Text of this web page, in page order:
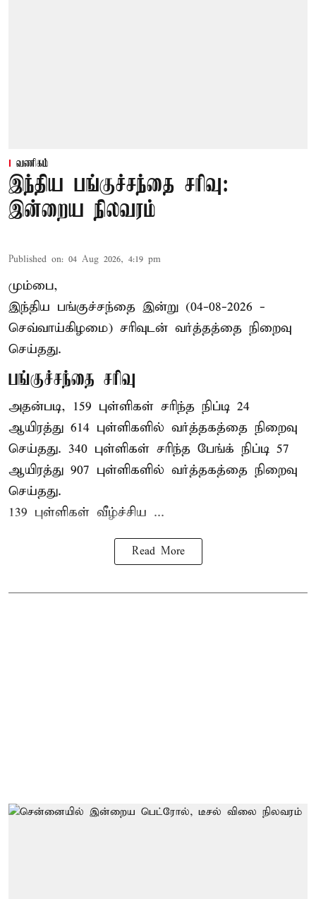
வணிகம்
இந்திய பங்குச்சந்தை சரிவு:
இன்றைய நிலவரம்
Published on: 04 Aug 2026, 4:19 pm
மும்பை,
இந்திய பங்குச்சந்தை இன்று (04-08-2026 -
செவ்வாய்கிழமை) சரிவுடன் வர்த்தத்தை நிறைவு
செய்தது.
பங்குச்சந்தை சரிவு
அதன்படி, 159 புள்ளிகள் சரிந்த நிப்டி 24
ஆயிரத்து 614 புள்ளிகளில் வர்த்தகத்தை நிறைவு
செய்தது. 340 புள்ளிகள் சரிந்த பேங்க் நிப்டி 57
ஆயிரத்து 907 புள்ளிகளில் வர்த்தகத்தை நிறைவு
செய்தது.
139 புள்ளிகள் வீழ்ச்சிய ...
Read More